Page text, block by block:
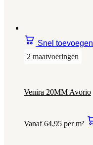
Snel toevoegen
2 maatvoeringen
Venira 20MM Avorio
Vanaf 64,95 per m²